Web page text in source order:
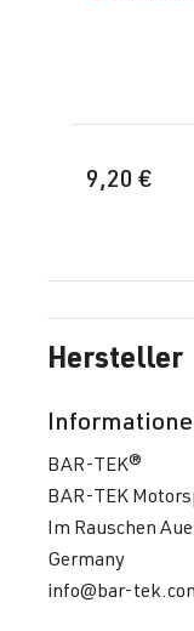
9,20 €
Hersteller
BAR-TEK®
BAR-TEK
Im Rauschen
Germany
info@bar-